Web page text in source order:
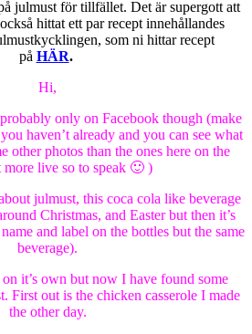
julmust för tillfället. Det är supergott att
hittat ett par recept innehållandes
som ni hittar recept
på HÄR.
Hi,
only on Facebook though (make
haven’t already and you can see what
other photos than the ones here on the
more live so to speak 🙂 )
julmust, this coca cola like beverage
Christmas, and Easter but then it’s
and label on the bottles but the same
beverage).
it’s own but now I have found some
First out is the chicken casserole I made
the other day.